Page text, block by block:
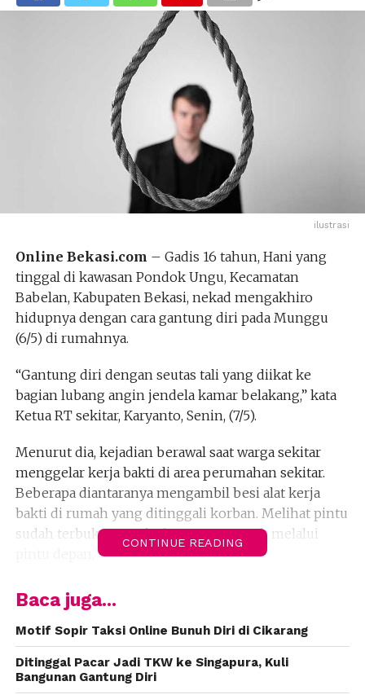
ilustrasi
Online Bekasi.com – Gadis 16 tahun, Hani yang
tinggal di kawasan Pondok Ungu, Kecamatan
Babelan, Kabupaten Bekasi, nekad mengakhiro
hidupnya dengan cara gantung diri pada Munggu
(6/5) di rumahnya.
“Gantung diri dengan seutas tali yang diikat ke
bagian lubang angin jendela kamar belakang,” kata
Ketua RT sekitar, Karyanto, Senin, (7/5).
Menurut dia, kejadian berawal saat warga sekitar
menggelar kerja bakti di area perumahan sekitar.
Beberapa diantaranya mengambil besi alat kerja
bakti di rumah yang ditinggali korban. Melihat pintu
sudah terbuka, mereka langsung masuk melalui
“Setibanya di kamar belakang warga menemukan
Hani sudah tergantung dan meninggal,” katanya.
Karyanto mengaku baru mengenal Hani beberapa
tahun. Selama itu, Hani kerap terlihat bermain
dengan teman-temanya yang bukan seumuran.
CONTINUE READING
Baca juga...
Motif Sopir Taksi Online Bunuh Diri di Cikarang
Ditinggal Pacar Jadi TKW ke Singapura, Kuli
Bangunan Gantung Diri